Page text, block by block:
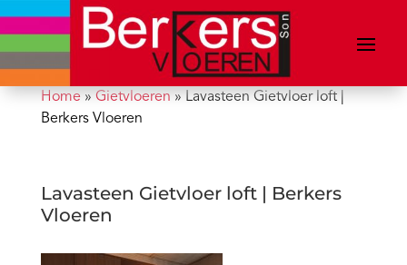
Home» Gietvloeren » Lavasteen Gietvloer loft |
Berkers Vloeren
Lavasteen Gietvloer loft | Berkers
Vloeren